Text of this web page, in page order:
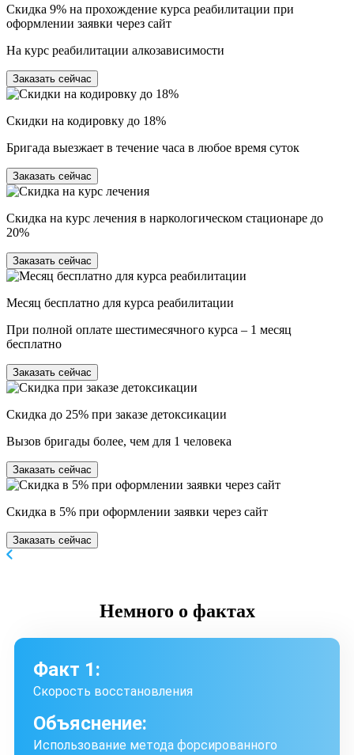
Скидка 9% на прохождение курса реабилитации при
оформлении заявки через сайт
На курс реабилитации алкозависимости
Заказать сейчас
Скидки на кодировку до 18%
Бригада выезжает в течение часа в любое время суток
Заказать сейчас
Скидка на курс лечения в наркологическом стационаре до
20%
Заказать сейчас
Месяц бесплатно для курса реабилитации
При полной оплате шестимесячного курса – 1 месяц
бесплатно
Заказать сейчас
Скидка до 25% при заказе детоксикации
Вызов бригады более, чем для 1 человека
Заказать сейчас
Скидка в 5% при оформлении заявки через сайт
Заказать сейчас
Немного о фактах
Факт 1:
Скорость восстановления
Объяснение:
Использование метода форсированного